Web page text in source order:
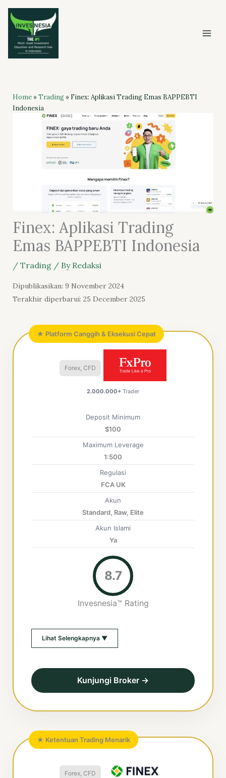
Skip
content
Home»Trading» Finex: Aplikasi Trading Emas BAPPEBTI
Indonesia
Finex: Aplikasi Trading
Emas BAPPEBTI Indonesia
/ Trading/ By Redaksi
Dipublikasikan: 9 November 2024
Terakhir diperbarui: 25 December 2025
★ Platform Canggih & Eksekusi Cepat
Forex, CFD
2.000.000+ Trader
Deposit Minimum
$100
Maximum Leverage
1:500
Regulasi
FCA UK
Akun
Standard, Raw, Elite
Akun Islami
Ya
8.7
Invesnesia™ Rating
Lihat Selengkapnya ▼
Kunjungi Broker →
★ Ketentuan Trading Menarik
Forex, CFD